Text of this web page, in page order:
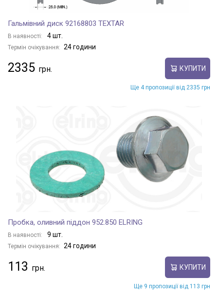
Гальмівний диск 92168803 TEXTAR
В наявності: 4 шт.
Термін очікування: 24 години
2335 КУПИТИ
Ще 4 пропозиції від 2335 грн
Пробка, оливний піддон 952.850 ELRING
В наявності: 9 шт.
Термін очікування: 24 години
113 КУПИТИ
Ще 9 пропозиції від 113 грн